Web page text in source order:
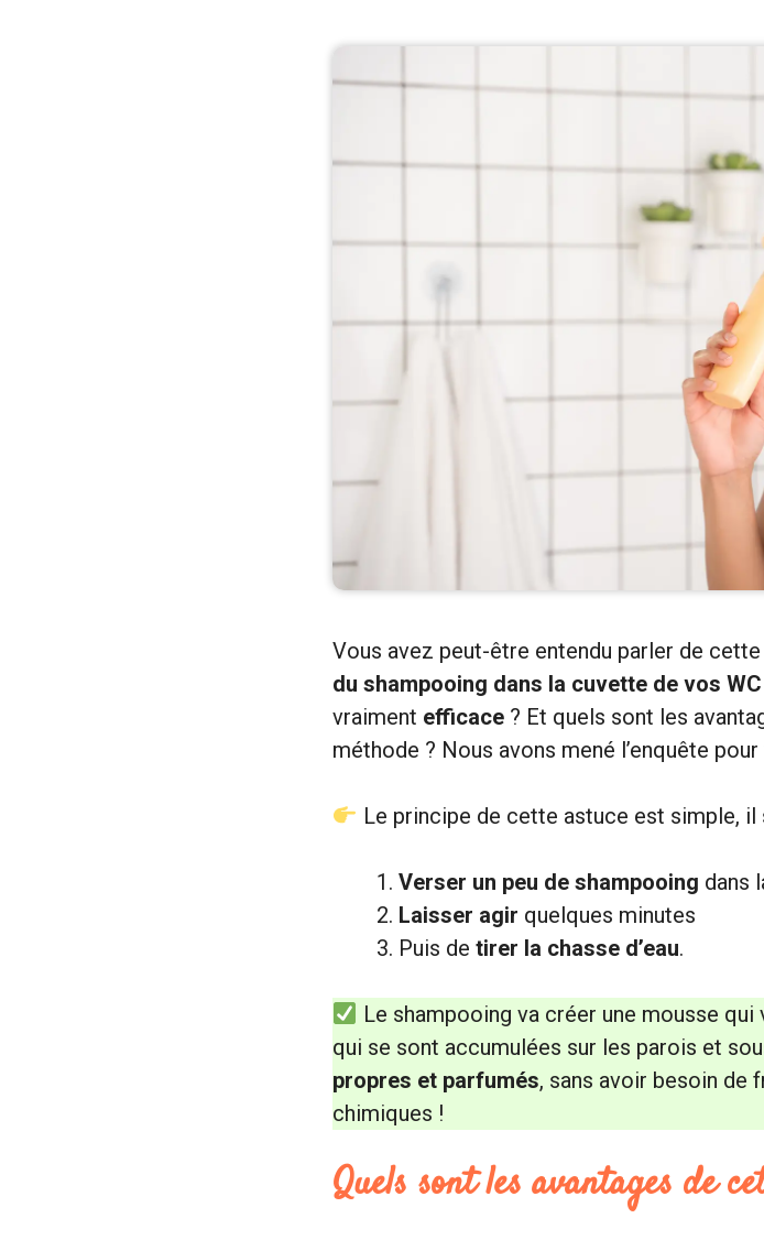
Vous avez peut-être entendu parler de cette
du shampooing dans la cuvette de vos
vraiment efficace ? Et quels sont les
méthode ? Nous avons mené l’enquête pour
Le principe de cette astuce est simple, il
Verser un peu de shampooing dans
Laisser agir quelques minutes
Puis de tirer la chasse d’eau.
Le shampooing va créer une mousse
qui se sont accumulées sur les parois et
propres et parfumés, sans avoir besoin de
chimiques !
Quels sont les avantages de